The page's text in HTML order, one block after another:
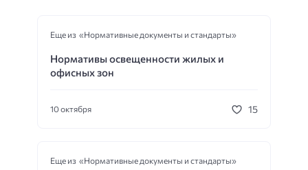
Еще из «Нормативные документы и стандарты»
Нормативы освещенности жилых и
офисных зон
10 октября 15
Еще из «Нормативные документы и стандарты»